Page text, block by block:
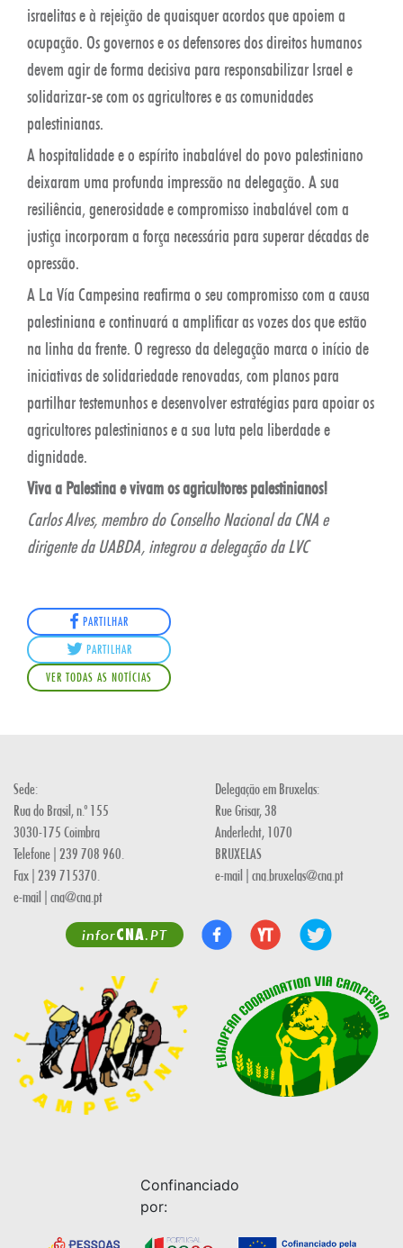
israelitas e à rejeição de quaisquer acordos que apoiem a
ocupação. Os governos e os defensores dos direitos humanos
devem agir de forma decisiva para responsabilizar Israel e
solidarizar-se com os agricultores e as comunidades
palestinianas.
A hospitalidade e o espírito inabalável do povo palestiniano
deixaram uma profunda impressão na delegação. A sua
resiliência, generosidade e compromisso inabalável com a
justiça incorporam a força necessária para superar décadas de
opressão.
A La Vía Campesina reafirma o seu compromisso com a causa
palestiniana e continuará a amplificar as vozes dos que estão
na linha da frente. O regresso da delegação marca o início de
iniciativas de solidariedade renovadas, com planos para
partilhar testemunhos e desenvolver estratégias para apoiar os
agricultores palestinianos e a sua luta pela liberdade e
dignidade.
Viva a Palestina e vivam os agricultores palestinianos!
Carlos Alves, membro do Conselho Nacional da CNA e
dirigente da UABDA, integrou a delegação da LVC
PARTILHAR
PARTILHAR
VER TODAS AS NOTÍCIAS
Sede:
Rua do Brasil, n.º 155
3030-175 Coimbra
Telefone | 239 708 960.
Fax | 239 715370.
e-mail | cna@cna.pt
Delegação em Bruxelas:
Rue Grisar, 38
Anderlecht, 1070
BRUXELAS
e-mail | cna.bruxelas@cna.pt
inforCNA.PT
Confinanciado
por: